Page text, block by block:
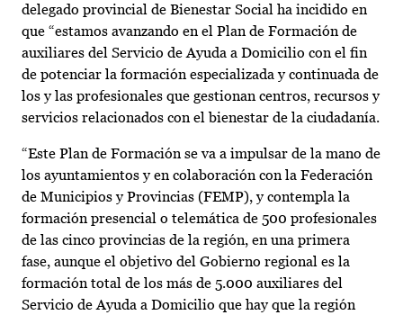
delegado provincial de Bienestar Social ha incidido en
que “estamos avanzando en el Plan de Formación de
auxiliares del Servicio de Ayuda a Domicilio con el fin
de potenciar la formación especializada y continuada de
los y las profesionales que gestionan centros, recursos y
servicios relacionados con el bienestar de la ciudadanía.
“Este Plan de Formación se va a impulsar de la mano de
los ayuntamientos y en colaboración con la Federación
de Municipios y Provincias (FEMP), y contempla la
formación presencial o telemática de 500 profesionales
de las cinco provincias de la región, en una primera
fase, aunque el objetivo del Gobierno regional es la
formación total de los más de 5.000 auxiliares del
Servicio de Ayuda a Domicilio que hay que la región